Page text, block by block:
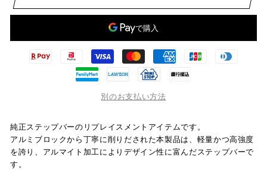
別のお支払い方法
純正ステップバーのリプレイスメントアイテムです。
アルミブロックから丁寧に削りだされた本製品は、軽量かつ高強度
を誇り、アルマイト加工によりデザイン性に富んだステップバーで
す。